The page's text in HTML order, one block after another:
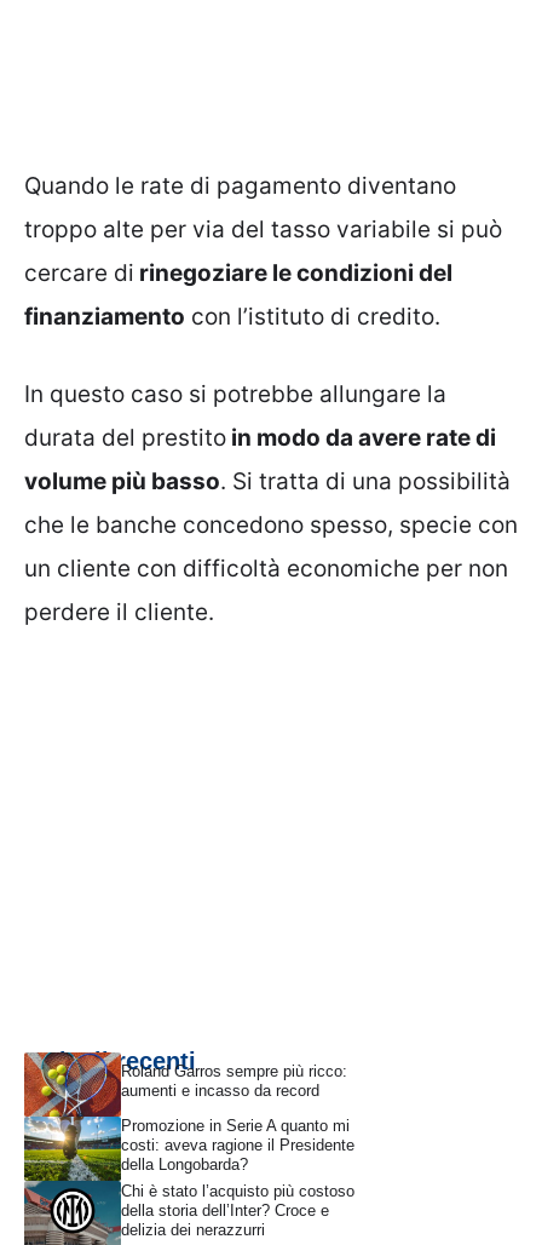
Quando le rate di pagamento diventano
troppo alte per via del tasso variabile si può
cercare di rinegoziare le condizioni del
finanziamento con l’istituto di credito.
In questo caso si potrebbe allungare la
durata del prestito in modo da avere rate di
volume più basso. Si tratta di una possibilità
che le banche concedono spesso, specie con
un cliente con difficoltà economiche per non
perdere il cliente.
Articoli recentiRoland Garros sempre più ricco:
aumenti e incasso da record
Promozione in Serie A quanto mi
costi: aveva ragione il Presidente
della Longobarda?
Chi è stato l’acquisto più costoso
della storia dell’Inter? Croce e
delizia dei nerazzurri